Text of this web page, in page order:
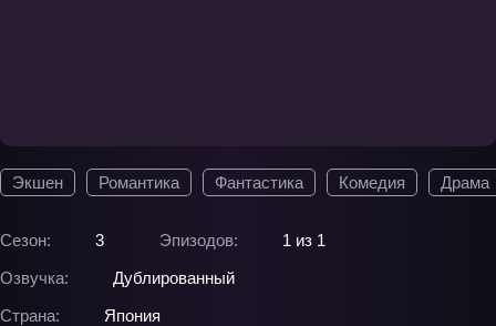
Экшен Романтика Фантастика Комедия Драма
Сезон: 3 Эпизодов:
1 из 1
Озвучка:
Дублированный
Страна:
Япония